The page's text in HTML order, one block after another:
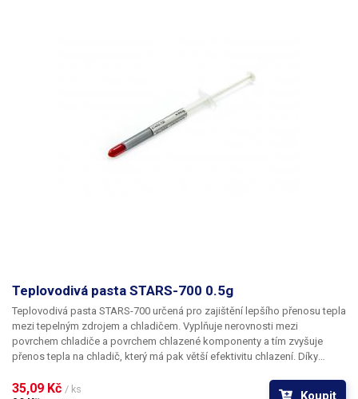
Teplovodivá pasta STARS-700 0.5g
Teplovodivá pasta STARS-700 určená pro zajištění lepšího přenosu tepla
mezi tepelným zdrojem a chladičem. Vyplňuje nerovnosti mezi
povrchem chladiče a povrchem chlazené komponenty a tím zvyšuje
přenos tepla na chladič, který má pak větší efektivitu chlazení. Díky
životnost chlazených komponent. Vhodné pro polovodiče, procesory,
35,09 Kč / ks Koupit